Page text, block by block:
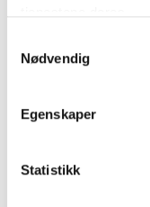
Nødvendig
Egenskaper
Statistikk